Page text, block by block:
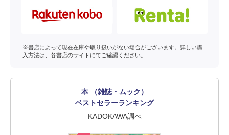
※書店によって現在在庫や取り扱いがない場合がございます。詳しい購
入方法は、各書店のサイトにてご確認ください。
本 （雑誌・ムック）
ベストセラーランキング
KADOKAWA調べ